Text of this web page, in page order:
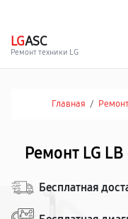
LGASC
Ремонт техники LG
Главная /
Ремонт LG
Бесплатная